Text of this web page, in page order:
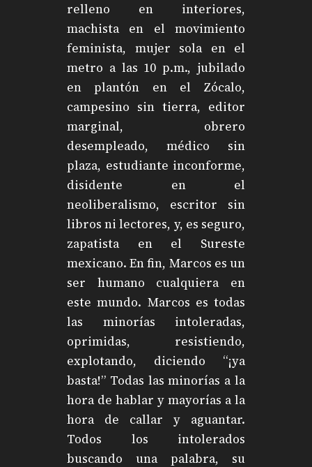
relleno en interiores,
machista en el movimiento
feminista, mujer sola en el
metro a las 10 p.m., jubilado
en plantón en el Zócalo,
campesino sin tierra, editor
marginal, obrero
desempleado, médico sin
plaza, estudiante inconforme,
disidente en el
neoliberalismo, escritor sin
libros ni lectores, y, es seguro,
zapatista en el Sureste
mexicano. En fin, Marcos es un
ser humano cualquiera en
este mundo. Marcos es todas
las minorías intoleradas,
oprimidas, resistiendo,
explotando, diciendo “¡ya
basta!” Todas las minorías a la
hora de hablar y mayorías a la
hora de callar y aguantar.
Todos los intolerados
buscando una palabra, su